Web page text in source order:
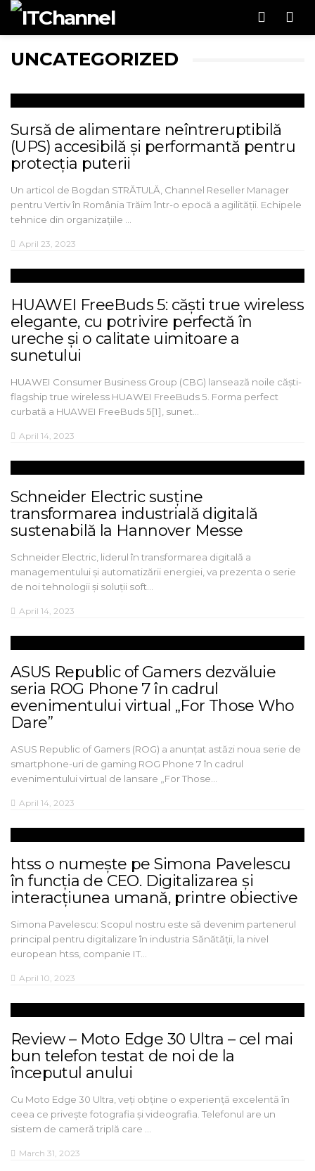
UNCATEGORIZED
Sursă de alimentare neîntreruptibilă
(UPS) accesibilă și performantă pentru
protecția puterii
Un articol de Bogdan STRĂTULĂ, Channel Reseller Manager
pentru Vertiv în România Trăim într-o epocă a agilității. Echipele
tehnice din organizațiile …
April 23, 2023
HUAWEI FreeBuds 5: căști true wireless
elegante, cu potrivire perfectă în
ureche și o calitate uimitoare a
sunetului
HUAWEI Consumer Business Group (CBG) lansează noile căști-
flagship true wireless HUAWEI FreeBuds 5. Forma perfect
curbată a HUAWEI FreeBuds 5[1], sunet…
April 14, 2023
Schneider Electric susține
transformarea industrială digitală
sustenabilă la Hannover Messe
Schneider Electric, liderul în transformarea digitală a
managementului și automatizării energiei, va prezenta o serie
de noi tehnologii și soluții soft…
April 14, 2023
ASUS Republic of Gamers dezvăluie
seria ROG Phone 7 în cadrul
evenimentului virtual „For Those Who
Dare”
ASUS Republic of Gamers (ROG) a anunțat astăzi noua serie de
smartphone-uri de gaming ROG Phone 7 în cadrul
evenimentului virtual de lansare „For Those…
April 14, 2023
htss o numește pe Simona Pavelescu
în funcția de CEO. Digitalizarea și
interacțiunea umană, printre obiective
Simona Pavelescu: Scopul nostru este să devenim partenerul
principal pentru digitalizare în industria Sănătății, la nivel
european htss, companie IT…
April 10, 2023
Review – Moto Edge 30 Ultra – cel mai
bun telefon testat de noi de la
începutul anului
Cu Moto Edge 30 Ultra, veți obține o experiență excelentă în
ceea ce privește fotografia și videografia. Telefonul are un
sistem de cameră triplă care …
March 31, 2023